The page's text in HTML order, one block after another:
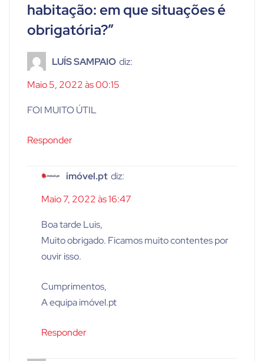
habitação: em que situações é
obrigatória?”
LUÍS SAMPAIO diz:
Maio 5, 2022 às 00:15
FOI MUITO ÚTIL
Responder
imóvel.pt diz:
Maio 7, 2022 às 16:47
Boa tarde Luis,
Muito obrigado. Ficamos muito contentes por
ouvir isso.
Cumprimentos,
A equipa imóvel.pt
Responder